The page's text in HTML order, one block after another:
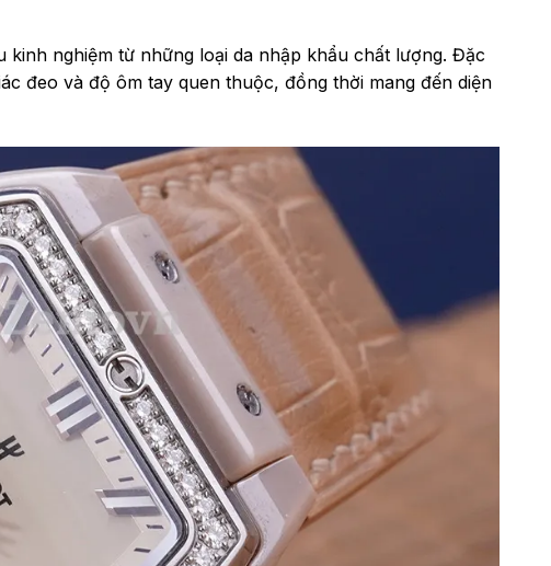
nghiệm từ những loại da nhập khẩu chất lượng. Đặc
đeo và độ ôm tay quen thuộc, đồng thời mang đến diện